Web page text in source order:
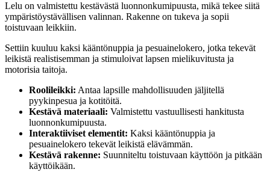
Lelu on valmistettu kestävästä luonnonkumipuusta, mikä tekee siitä
ympäristöystävällisen valinnan. Rakenne on tukeva ja sopii
toistuvaan leikkiin.
Settiin kuuluu kaksi kääntönuppia ja pesuainelokero, jotka tekevät
leikistä realistisemman ja stimuloivat lapsen mielikuvitusta ja
motorisia taitoja.
Roolileikki: Antaa lapsille mahdollisuuden jäljitellä
pyykinpesua ja kotitöitä.
Kestävä materiaali: Valmistettu vastuullisesti hankitusta
luonnonkumipuusta.
Interaktiiviset elementit: Kaksi kääntönuppia ja
pesuainelokero tekevät leikistä elävämmän.
Kestävä rakenne: Suunniteltu toistuvaan käyttöön ja pitkään
käyttöikään.